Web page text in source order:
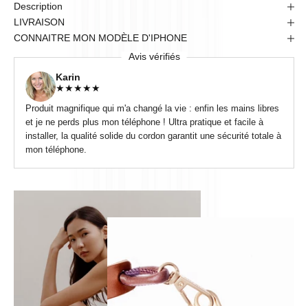
Description
LIVRAISON
CONNAITRE MON MODÈLE D'IPHONE
Avis vérifiés
Karin
★★★★★
Produit magnifique qui m'a changé la vie : enfin les mains libres
et je ne perds plus mon téléphone ! Ultra pratique et facile à
installer, la qualité solide du cordon garantit une sécurité totale à
mon téléphone.